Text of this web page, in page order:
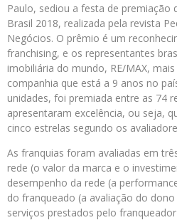
Paulo, sediou a festa de premiação
Brasil 2018, realizada pela revista
Negócios. O prêmio é um
franchising, e os representantes
imobiliária do mundo, RE/MAX,
companhia que está a 9 anos no
unidades, foi premiada entre as 74
apresentaram excelência, ou seja,
cinco estrelas segundo os
As franquias foram avaliadas em
rede (o valor da marca e o
desempenho da rede (a
do franqueado (a avaliação do
serviços prestados pelo